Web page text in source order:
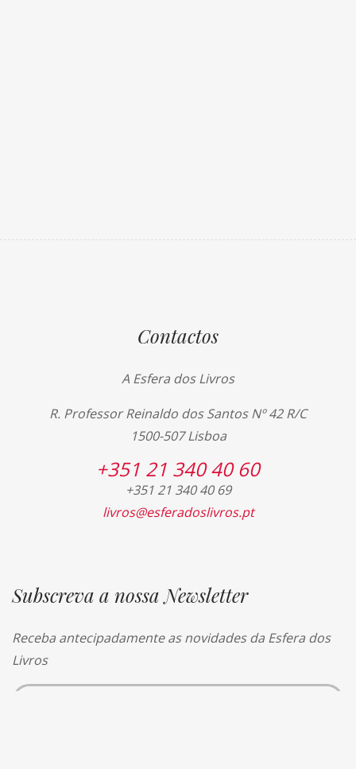
Contactos
A Esfera dos Livros
R. Professor Reinaldo dos Santos Nº 42 R/C
1500-507 Lisboa
+351 21 340 40 60
+351 21 340 40 69
livros@esferadoslivros.pt
Subscreva a nossa Newsletter
Receba antecipadamente as novidades da Esfera dos
Livros